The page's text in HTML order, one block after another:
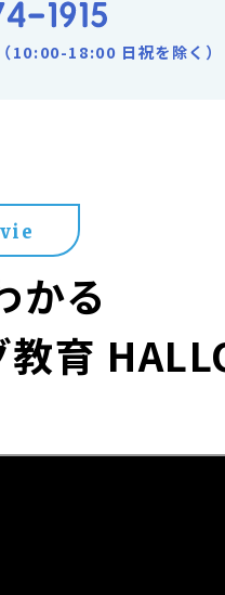
10:00-18:00 日祝を除く）
かる
育